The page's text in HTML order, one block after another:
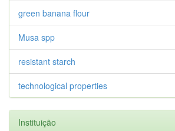
green banana flour
Musa spp
resistant starch
technological properties
Instituição